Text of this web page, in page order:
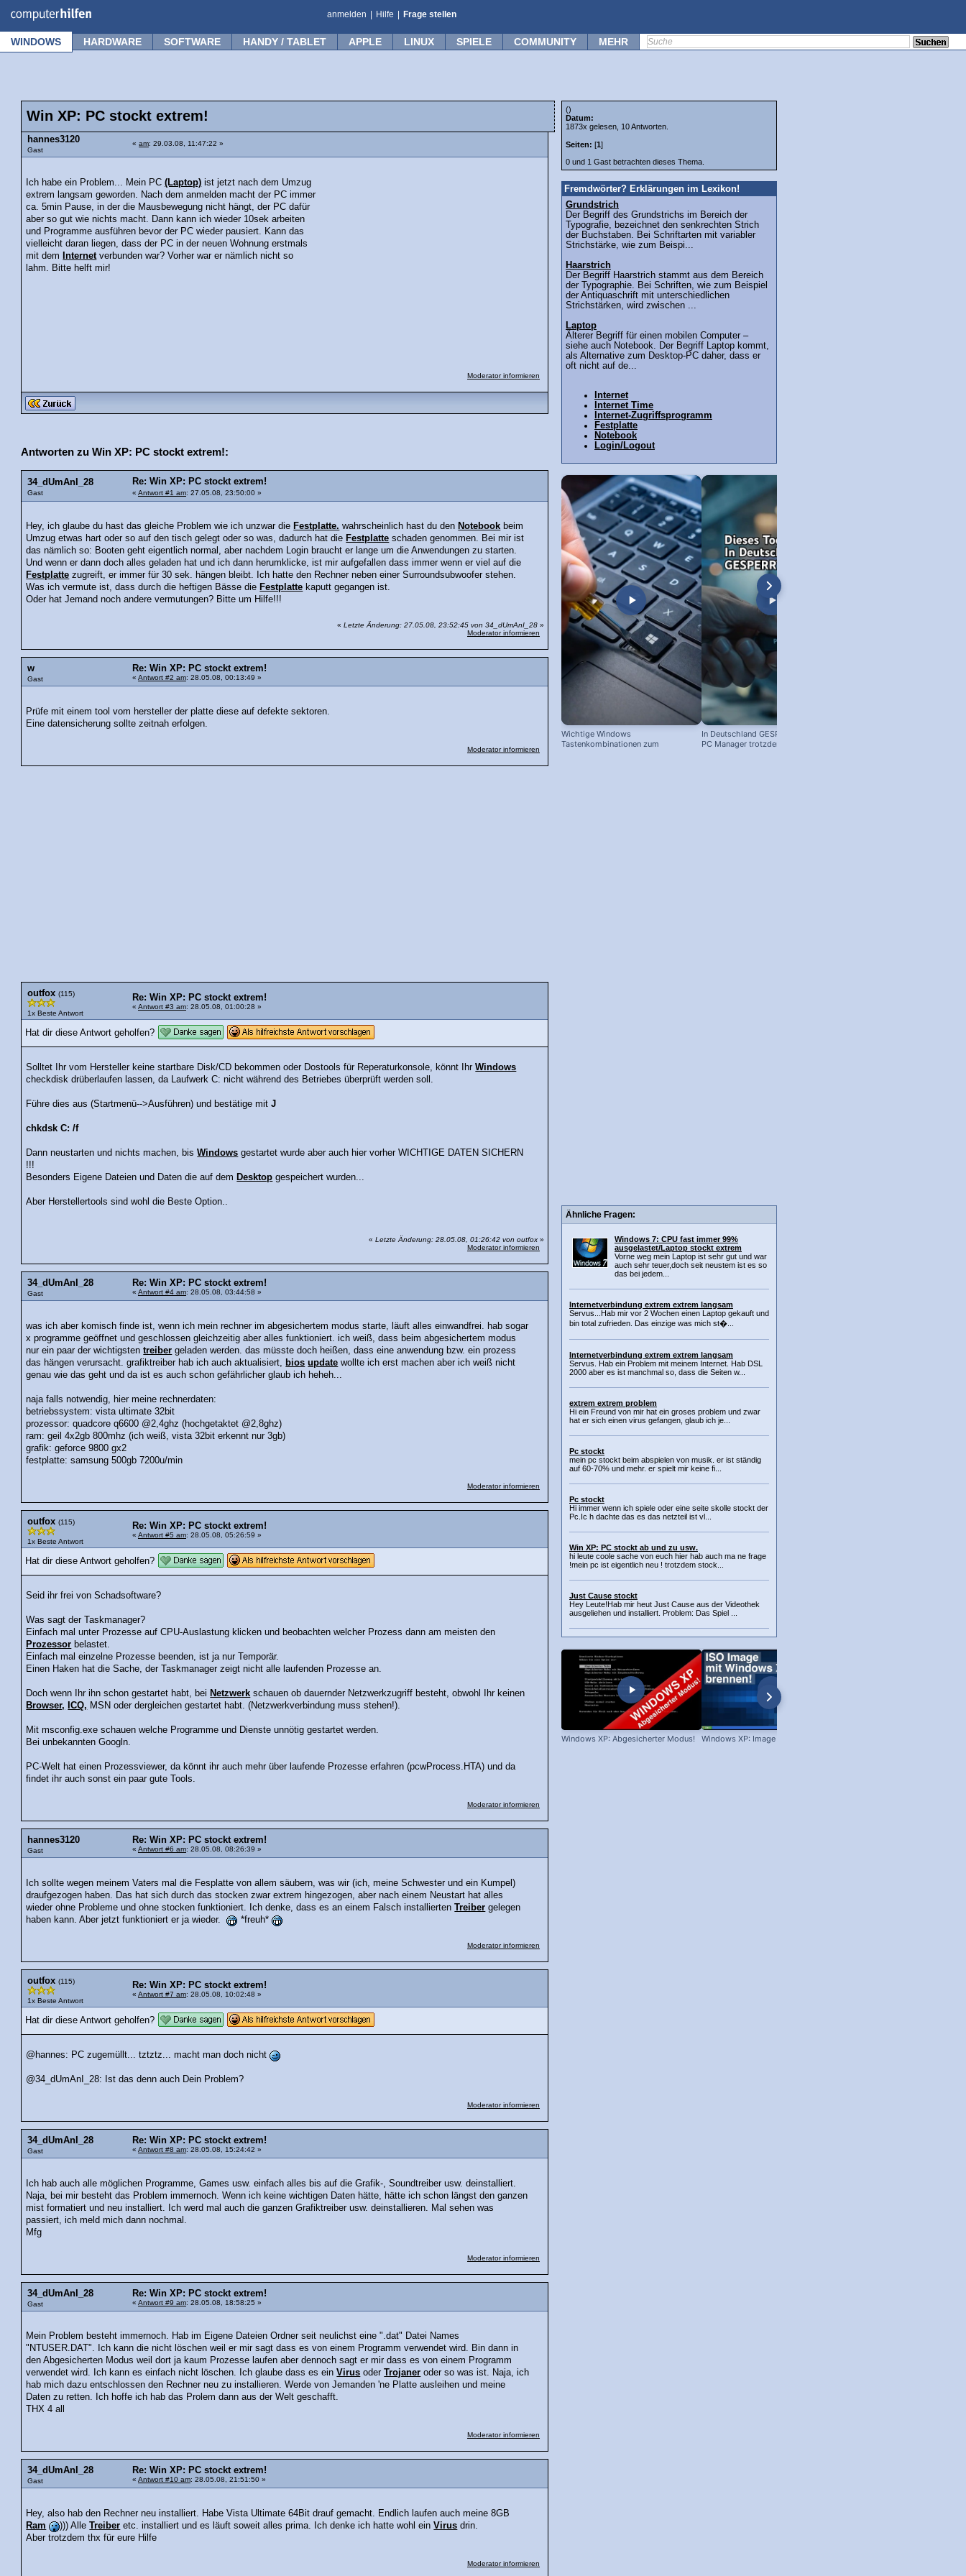
anmelden Hilfe Frage stellen
WINDOWS HARDWARE SOFTWARE HANDY / TABLET APPLE LINUX SPIELE COMMUNITY MEHR
Win XP: PC stockt extrem!
hannes3120
Gast
« am: 29.03.08, 11:47:22 »
Ich habe ein Problem... Mein PC(Laptop) ist jetzt nach dem Umzug
extrem langsam geworden. Nach dem anmelden macht der PC immer
ca. 5min Pause, in der die Mausbewegung nicht hängt, der PC dafür
aber so gut wie nichts macht. Dann kann ich wieder 10sek arbeiten
und Programme ausführen bevor der PC wieder pausiert. Kann das
vielleicht daran liegen, dass der PC in der neuen Wohnung erstmals
mit dem
Internet verbunden war? Vorher war er nämlich nicht so
lahm. Bitte helft mir!
Moderator informieren
Antworten zu Win XP: PC stockt extrem!:
34_dUmAnI_28
Gast
Re: Win XP: PC stockt extrem!
« Antwort #1 am: 27.05.08, 23:50:00 »
Hey, ich glaube du hast das gleiche Problem wie ich unzwar die Festplatte. wahrscheinlich hast du den Notebook beim
Umzug etwas hart oder so auf den tisch gelegt oder so was, dadurch hat die Festplatte schaden genommen. Bei mir ist
das nämlich so: Booten geht eigentlich normal, aber nachdem Login braucht er lange um die Anwendungen zu starten.
Und wenn er dann doch alles geladen hat und ich dann herumklicke, ist mir aufgefallen dass immer wenn er viel auf die
Festplatte zugreift, er immer für 30 sek. hängen bleibt. Ich hatte den Rechner neben einer Surroundsubwoofer stehen.
Was ich vermute ist, dass durch die heftigen Bässe die Festplatte kaputt gegangen ist.
Oder hat Jemand noch andere vermutungen? Bitte um Hilfe!!!
« Letzte Änderung: 27.05.08, 23:52:45 von 34_dUmAnI_28 »
Moderator informieren
w
Gast
Re: Win XP: PC stockt extrem!
« Antwort #2 am: 28.05.08, 00:13:49 »
Prüfe mit einem tool vom hersteller der platte diese auf defekte sektoren.
Eine datensicherung sollte zeitnah erfolgen.
Moderator informieren
outfox (115)
1x Beste Antwort
Re: Win XP: PC stockt extrem!
« Antwort #3 am: 28.05.08, 01:00:28 »
Hat dir diese Antwort geholfen?
Solltet Ihr vom Hersteller keine startbare Disk/CD bekommen oder Dostools für Reperaturkonsole, könnt IhrWindows
checkdisk drüberlaufen lassen, da Laufwerk C: nicht während des Betriebes überprüft werden soll.
Führe dies aus (Startmenü-->Ausführen) und bestätige mitJ
chkdsk C: /f
Dann neustarten und nichts machen, bisWindows gestartet wurde aber auch hier vorher WICHTIGE DATEN SICHERN
!!!
Besonders Eigene Dateien und Daten die auf dem Desktop gespeichert wurden...
Aber Herstellertools sind wohl die Beste Option..
« Letzte Änderung: 28.05.08, 01:26:42 von outfox »
Moderator informieren
34_dUmAnI_28
Gast
Re: Win XP: PC stockt extrem!
« Antwort #4 am: 28.05.08, 03:44:58 »
was ich aber komisch finde ist, wenn ich mein rechner im abgesichertem modus starte, läuft alles einwandfrei. hab sogar
x programme geöffnet und geschlossen gleichzeitig aber alles funktioniert. ich weiß, dass beim abgesichertem modus
nur ein paar der wichtigstentreiber geladen werden. das müsste doch heißen, dass eine anwendung bzw. ein prozess
das hängen verursacht. grafiktreiber hab ich auch aktualisiert,
bios update wollte ich erst machen aber ich weiß nicht
genau wie das geht und da ist es auch schon gefährlicher glaub ich heheh...
naja falls notwendig, hier meine rechnerdaten:
betriebssystem: vista ultimate 32bit
prozessor: quadcore q6600 @2,4ghz (hochgetaktet @2,8ghz)
ram: geil 4x2gb 800mhz (ich weiß, vista 32bit erkennt nur 3gb)
grafik: geforce 9800 gx2
festplatte: samsung 500gb 7200u/min
Moderator informieren
outfox (115)
1x Beste Antwort
Re: Win XP: PC stockt extrem!
« Antwort #5 am: 28.05.08, 05:26:59 »
Hat dir diese Antwort geholfen?
Seid ihr frei von Schadsoftware?
Was sagt der Taskmanager?
Einfach mal unter Prozesse auf CPU-Auslastung klicken und beobachten welcher Prozess dann am meisten den
Prozessor belastet.
Einfach mal einzelne Prozesse beenden, ist ja nur Temporär.
Einen Haken hat die Sache, der Taskmanager zeigt nicht alle laufenden Prozesse an.
Doch wenn Ihr ihn schon gestartet habt, bei Netzwerk schauen ob dauernder Netzwerkzugriff besteht, obwohl Ihr keinen
Browser,
ICQ, MSN oder dergleichen gestartet habt. (Netzwerkverbindung muss stehen!).
Mit msconfig.exe schauen welche Programme und Dienste unnötig gestartet werden.
Bei unbekannten Googln.
PC-Welt hat einen Prozessviewer, da könnt ihr auch mehr über laufende Prozesse erfahren (pcwProcess.HTA) und da
findet ihr auch sonst ein paar gute Tools.
Moderator informieren
hannes3120
Gast
Re: Win XP: PC stockt extrem!
« Antwort #6 am: 28.05.08, 08:26:39 »
Ich sollte wegen meinem Vaters mal die Fesplatte von allem säubern, was wir (ich, meine Schwester und ein Kumpel)
draufgezogen haben. Das hat sich durch das stocken zwar extrem hingezogen, aber nach einem Neustart hat alles
wieder ohne Probleme und ohne stocken funktioniert. Ich denke, dass es an einem Falsch installiertenTreiber gelegen
haben kann. Aber jetzt funktioniert er ja wieder.
*freuh*
Moderator informieren
outfox (115)
1x Beste Antwort
Re: Win XP: PC stockt extrem!
« Antwort #7 am: 28.05.08, 10:02:48 »
Hat dir diese Antwort geholfen?
@hannes: PC zugemüllt... tztztz... macht man doch nicht
@34_dUmAnI_28: Ist das denn auch Dein Problem?
Moderator informieren
34_dUmAnI_28
Gast
Re: Win XP: PC stockt extrem!
« Antwort #8 am: 28.05.08, 15:24:42 »
Ich hab auch alle möglichen Programme, Games usw. einfach alles bis auf die Grafik-, Soundtreiber usw. deinstalliert.
Naja, bei mir besteht das Problem immernoch. Wenn ich keine wichtigen Daten hätte, hätte ich schon längst den ganzen
mist formatiert und neu installiert. Ich werd mal auch die ganzen Grafiktreiber usw. deinstallieren. Mal sehen was
passiert, ich meld mich dann nochmal.
Mfg
Moderator informieren
34_dUmAnI_28
Gast
Re: Win XP: PC stockt extrem!
« Antwort #9 am: 28.05.08, 18:58:25 »
Mein Problem besteht immernoch. Hab im Eigene Dateien Ordner seit neulichst eine ".dat" Datei Names
"NTUSER.DAT". Ich kann die nicht löschen weil er mir sagt dass es von einem Programm verwendet wird. Bin dann in
den Abgesicherten Modus weil dort ja kaum Prozesse laufen aber dennoch sagt er mir dass es von einem Programm
verwendet wird. Ich kann es einfach nicht löschen. Ich glaube dass es einVirus oderTrojaner oder so was ist. Naja, ich
hab mich dazu entschlossen den Rechner neu zu installieren. Werde von Jemanden 'ne Platte ausleihen und meine
Daten zu retten. Ich hoffe ich hab das Prolem dann aus der Welt geschafft.
THX 4 all
Moderator informieren
34_dUmAnI_28
Gast
Re: Win XP: PC stockt extrem!
« Antwort #10 am: 28.05.08, 21:51:50 »
Hey, also hab den Rechner neu installiert. Habe Vista Ultimate 64Bit drauf gemacht. Endlich laufen auch meine 8GB
Ram
))) AlleTreiber etc. installiert und es läuft soweit alles prima. Ich denke ich hatte wohl einVirus drin.
Aber trotzdem thx für eure Hilfe
Moderator informieren
()
Datum:
1873x gelesen, 10 Antworten.
Seiten: [1]
0 und 1 Gast betrachten dieses Thema.
Fremdwörter? Erklärungen im Lexikon!
Grundstrich
Der Begriff des Grundstrichs im Bereich der
Typografie, bezeichnet den senkrechten Strich
der Buchstaben. Bei Schriftarten mit variabler
Strichstärke, wie zum Beispi...
Haarstrich
Der Begriff Haarstrich stammt aus dem Bereich
der Typographie. Bei Schriften, wie zum Beispiel
der Antiquaschrift mit unterschiedlichen
Strichstärken, wird zwischen ...
Laptop
Älterer Begriff für einen mobilen Computer –
siehe auch Notebook. Der Begriff Laptop kommt,
als Alternative zum Desktop-PC daher, dass er
oft nicht auf de...
Internet
Internet Time
Internet-Zugriffsprogramm
Festplatte
Notebook
Login/Logout
Wichtige Windows
Tastenkombinationen zum
In Deutschland GESPERRT: Microsoft
PC Manager trotzdem installieren
Ähnliche Fragen:
Windows 7: CPU fast immer 99%
ausgelastet/Laptop stockt extrem
Vorne weg mein Laptop ist sehr gut und war
auch sehr teuer,doch seit neustem ist es so
das bei jedem...
Internetverbindung extrem extrem langsam
Servus...Hab mir vor 2 Wochen einen Laptop gekauft und
bin total zufrieden. Das einzige was mich st�...
Internetverbindung extrem extrem langsam
Servus. Hab ein Problem mit meinem Internet. Hab DSL
2000 aber es ist manchmal so, dass die Seiten w...
extrem extrem problem
Hi ein Freund von mir hat ein groses problem und zwar
hat er sich einen virus gefangen, glaub ich je...
Pc stockt
mein pc stockt beim abspielen von musik. er ist ständig
auf 60-70% und mehr. er spielt mir keine fi...
Pc stockt
Hi immer wenn ich spiele oder eine seite skolle stockt der
Pc.Ic h dachte das es das netzteil ist vl...
Win XP: PC stockt ab und zu usw.
hi leute coole sache von euch hier hab auch ma ne frage
!mein pc ist eigentlich neu ! trotzdem stock...
Just Cause stockt
Hey Leute!Hab mir heut Just Cause aus der Videothek
ausgeliehen und installiert. Problem: Das Spiel ...
Windows XP: Abgesicherter Modus! Windows XP: Image brennen!